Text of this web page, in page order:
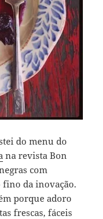
do menu do
na revista Bon
com
da inovação.
porque adoro
frescas, fáceis